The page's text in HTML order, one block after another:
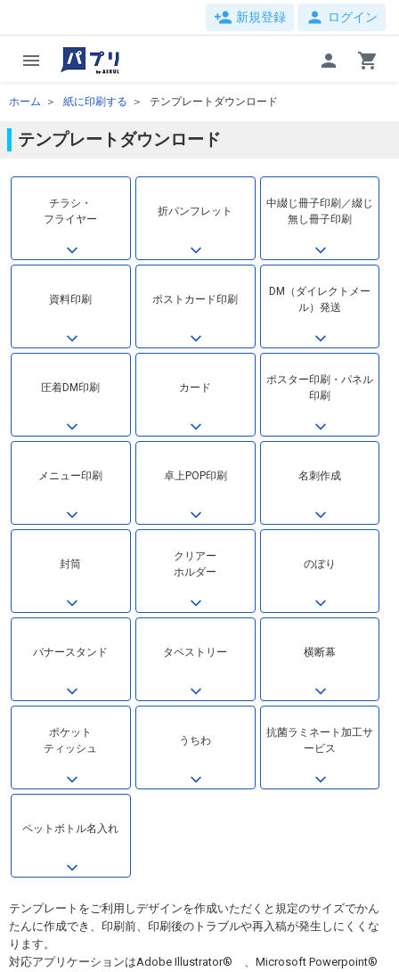
person_add 新規登録 person ログイン
menu person shopping_cart
ホーム 紙に印刷する テンプレートダウンロード
テンプレートダウンロード
チラシ・
フライヤー
折パンフレット
中綴じ冊子印刷／綴じ
無し冊子印刷
資料印刷 ポストカード印刷
DM（ダイレクトメー
ル）発送
圧着DM印刷 カード
ポスター印刷・パネル
印刷
メニュー印刷 卓上POP印刷 名刺作成
封筒
クリアー
ホルダー
のぼり
バナースタンド タペストリー 横断幕
ポケット
ティッシュ
うちわ
抗菌ラミネート加工サ
ービス
ペットボトル名入れ
テンプレートをご利用しデザインを作成いただくと規定のサイズでかん
たんに作成でき、印刷前、印刷後のトラブルや再入稿が発生しにくくな
ります。
対応アプリケーションはAdobe Illustrator® 、Microsoft Powerpoint®